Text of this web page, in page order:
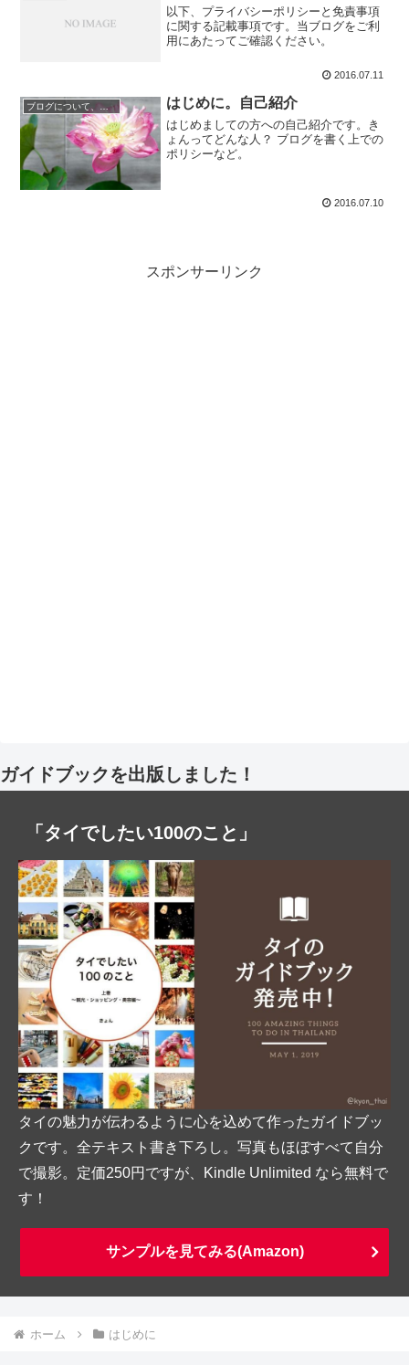
以下、プライバシーポリシーと免責事項
に関する記載事項です。当ブログをご利
用にあたってご確認ください。
2016.07.11
ブログについて、お知らせ はじめに。自己紹介
はじめましての方への自己紹介です。き
ょんってどんな人？ ブログを書く上での
ポリシーなど。
2016.07.10
スポンサーリンク
ガイドブックを出版しました！
「タイでしたい100のこと」
タイの魅力が伝わるように心を込めて作ったガイドブッ
クです。全テキスト書き下ろし。写真もほぼすべて自分
で撮影。定価250円ですが、Kindle Unlimited なら無料で
す！
サンプルを見てみる(Amazon)
ホーム はじめに